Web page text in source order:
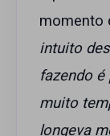
momento
intuito
fazendo
muito
longeva